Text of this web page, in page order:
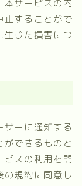
本サービスの内
止することがで
生じた損害につ
ーに通知する
できるものと
ビスの利用を開
規約に同意し